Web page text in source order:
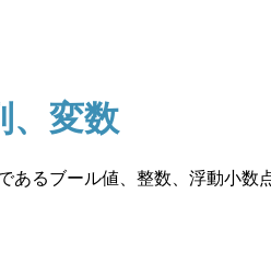
、変数
あるブール値、整数、浮動小